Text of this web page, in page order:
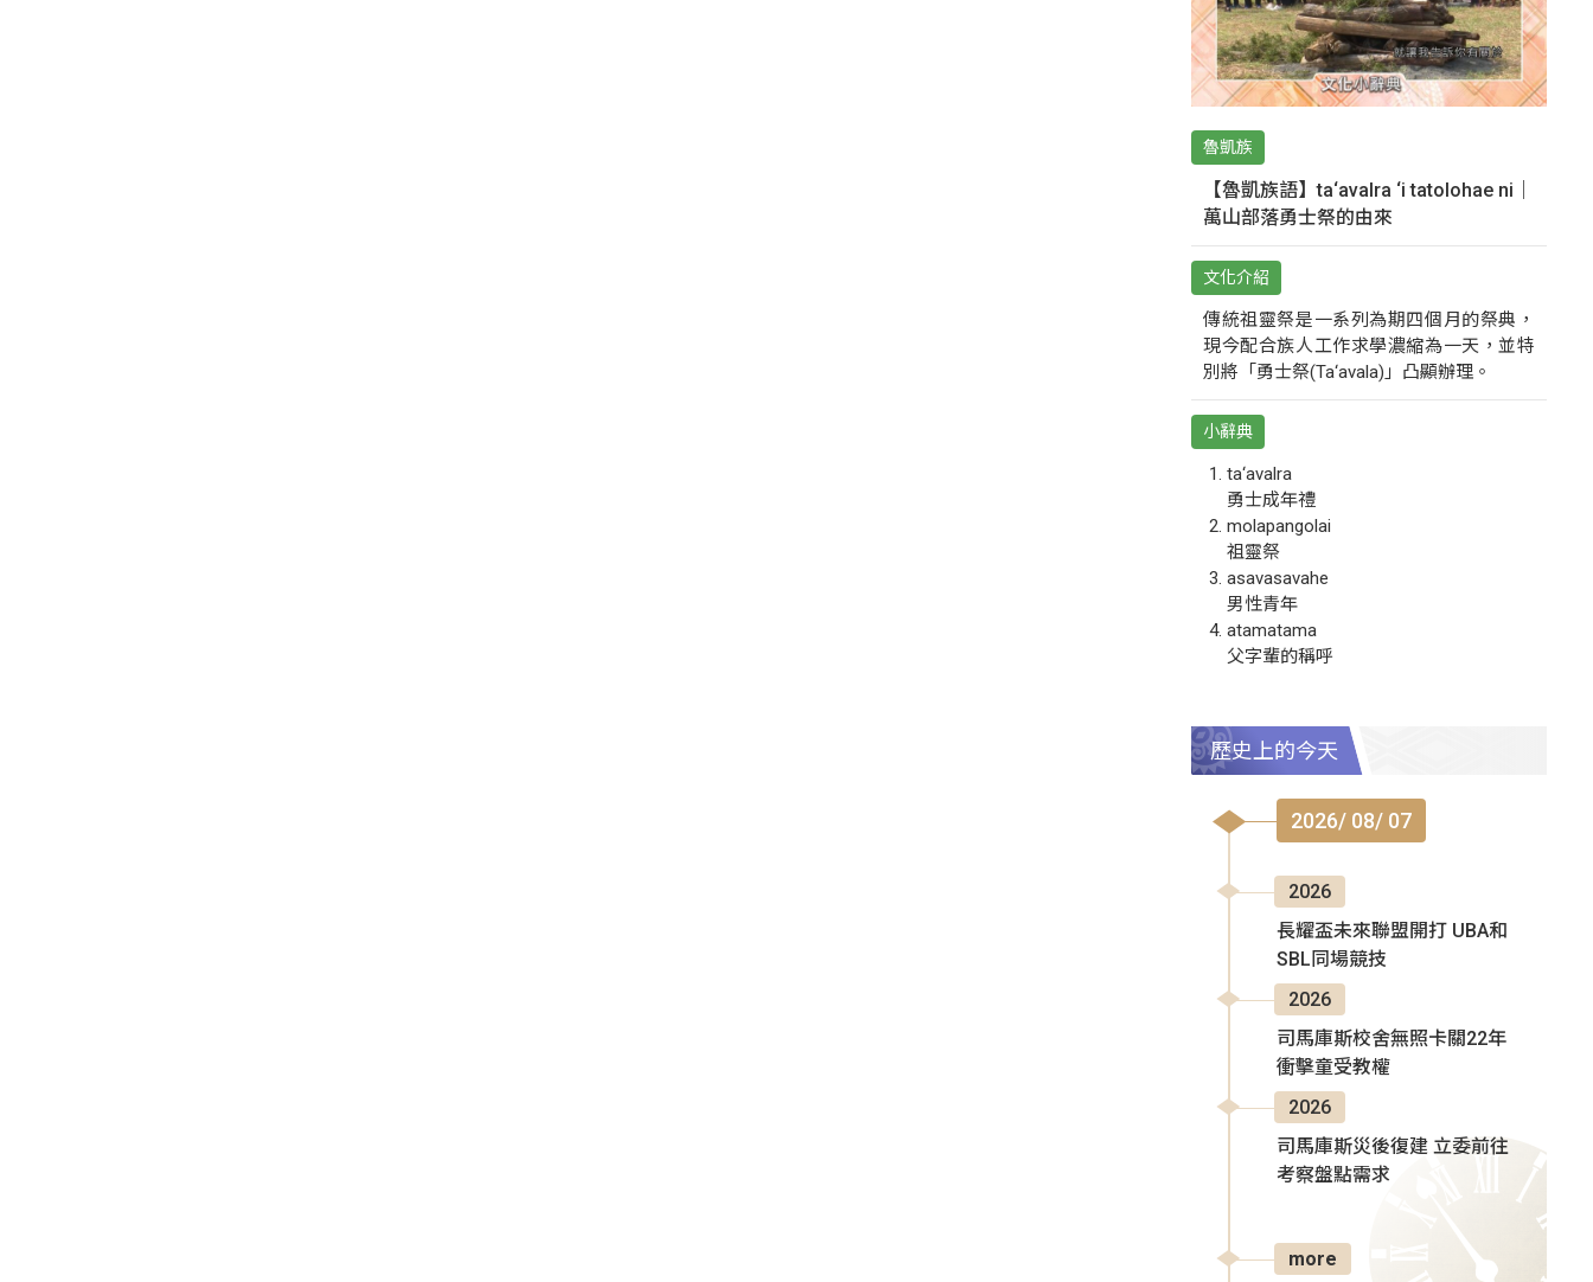
魯凱族
【魯凱族語】ta‘avalra ‘i tatolohae ni｜
萬山部落勇士祭的由來
文化介紹
傳統祖靈祭是一系列為期四個月的祭典，
現今配合族人工作求學濃縮為一天，並特
別將「勇士祭(Ta‘avala)」凸顯辦理。
小辭典
ta‘avalra
勇士成年禮
molapangolai
祖靈祭
asavasavahe
男性青年
atamatama
父字輩的稱呼
歷史上的今天
2026/ 08/ 07
2026
長耀盃未來聯盟開打 UBA和
SBL同場競技
2026
司馬庫斯校舍無照卡關22年
衝擊童受教權
2026
司馬庫斯災後復建 立委前往
考察盤點需求
more